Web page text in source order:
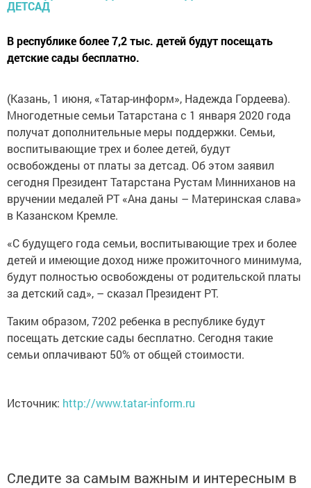
В республике более 7,2 тыс. детей будут посещать
детские сады бесплатно.
(Казань, 1 июня, «Татар-информ», Надежда Гордеева).
Многодетные семьи Татарстана с 1 января 2020 года
получат дополнительные меры поддержки. Семьи,
воспитывающие трех и более детей, будут
освобождены от платы за детсад. Об этом заявил
сегодня Президент Татарстана Рустам Минниханов на
вручении медалей РТ «Ана даны – Материнская слава»
в Казанском Кремле.
«С будущего года семьи, воспитывающие трех и более
детей и имеющие доход ниже прожиточного минимума,
будут полностью освобождены от родительской платы
за детский сад», – сказал Президент РТ.
Таким образом, 7202 ребенка в республике будут
посещать детские сады бесплатно. Сегодня такие
семьи оплачивают 50% от общей стоимости.
Источник: http://www.tatar-inform.ru
Следите за самым важным и интересным в